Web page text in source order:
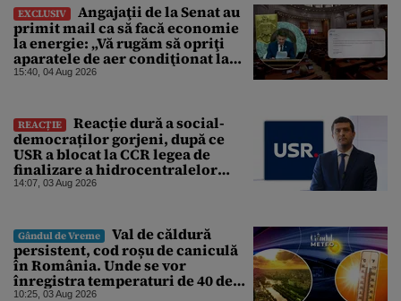
EXCLUSIV
Angajaţii de la Senat au
primit mail ca să facă economie
la energie: „Vă rugăm să opriţi
aparatele de aer condiţionat la
sfârşitul programului”
15:40, 04 Aug 2026
REACȚIE
Reacție dură a social-
democraților gorjeni, după ce
USR a blocat la CCR legea de
finalizare a hidrocentralelor
abandonate. „Nu ne-ar surprinde
abătut o cupolă de foc”
14:07, 03 Aug 2026
Gândul de Vreme
Val de căldură
persistent, cod roșu de caniculă
în România. Unde se vor
înregistra temperaturi de 40 de
grade, potrivit ANM
10:25, 03 Aug 2026